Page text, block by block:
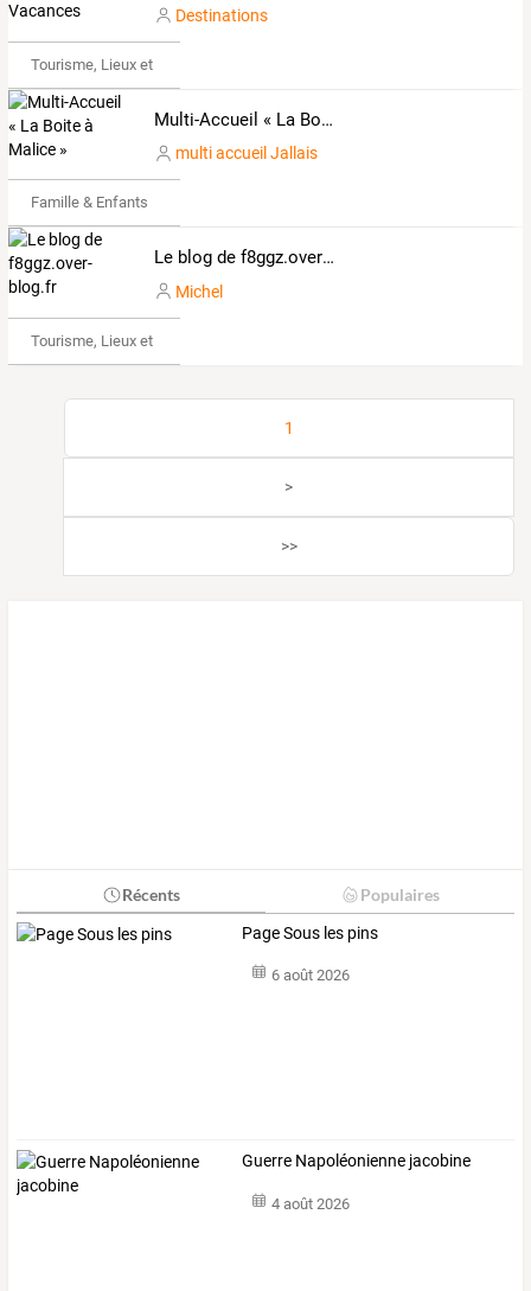
Destinations
Tourisme, Lieux et Événements
Multi-Accueil « La Boite à Malice »
multi accueil Jallais
Famille & Enfants
Le blog de f8ggz.over-blog.fr
Michel
Tourisme, Lieux et Événements
1
>
>>
Récents Populaires
Page Sous les pins
6 août 2026
Guerre Napoléonienne jacobine
4 août 2026